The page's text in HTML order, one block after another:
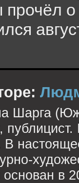
Шарга
в